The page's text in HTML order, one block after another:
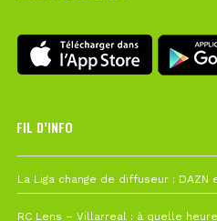
FIL D’INFO